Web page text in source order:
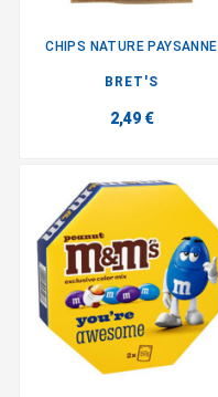
CHIPS NATURE PAYSANNE
BRET'S
2,49 €